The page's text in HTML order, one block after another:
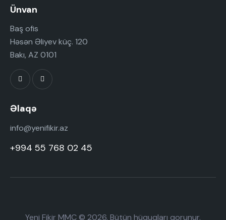
Ünvan
Baş ofis
Həsən Əliyev küç. 120
Bakı, AZ 0101
Əlaqə
info@yenifikir.az
+994 55 768 02 45
Yeni Fikir MMC © 2026. Bütün hüquqları qorunur.